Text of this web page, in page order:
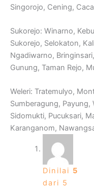
Singorojo, Cening,
Sukorejo: Winarno,
Sukorejo, Selokaton,
Ngadiwarno,
Gunung, Taman Rejo,
Weleri: Tratemulyo,
Sumberagung, Payung,
Sidomukti, Pucuksari,
Karanganom,
Dinilai 5
dari 5